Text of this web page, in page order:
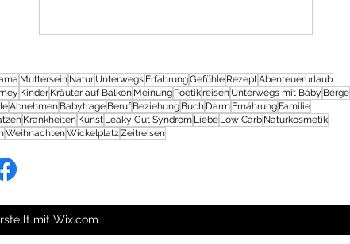
Muttersein Natur Unterwegs ErfahrungGefühle RezeptAbenteuerurlaub
Kinder Kräuter auf Balkon Meinung Poetikreisen Unterwegs mit Baby Berge
Abnehmen Babytrage Beruf Beziehung Buch Darm Ernährung Familie
Krankheiten Kunst Leaky Gut Syndrom Liebe Low Carb Naturkosmetik
WeihnachtenWickelplatzZeitreisen
mit Wix.com